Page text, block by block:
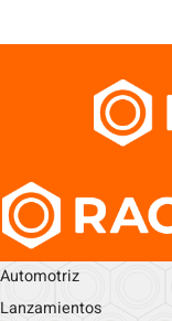
Automotriz
Lanzamientos